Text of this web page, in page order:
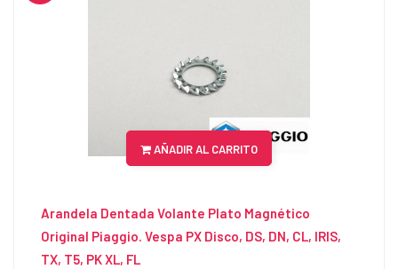
AÑADIR AL CARRITO
Arandela Dentada Volante Plato Magnético
Original Piaggio. Vespa PX Disco, DS, DN, CL, IRIS,
TX, T5, PK XL, FL